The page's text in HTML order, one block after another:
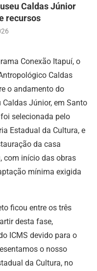
Caldas Júnior
recursos
Conexão Itapuí, o
Caldas
o andamento do
Júnior, em Santo
selecionada pelo
Estadual da Cultura, e
da casa
com início das obras
mínima exigida
ficou entre os três
desta fase,
ICMS devido para o
o nosso
da Cultura, no